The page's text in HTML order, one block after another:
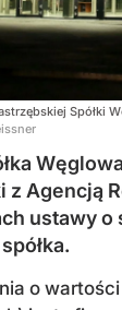
Spółki
z Agencją
ustawy
o wartości